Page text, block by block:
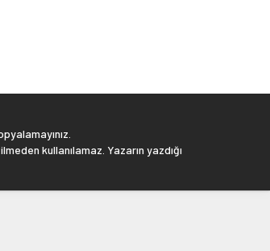
kullanılamaz. Yazarın yazdığı